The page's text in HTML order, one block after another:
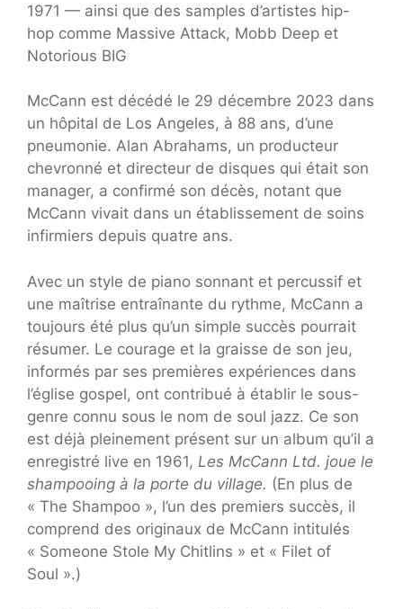
1971 — ainsi que des samples d’artistes hip-
hop comme Massive Attack, Mobb Deep et
Notorious BIG
McCann est décédé le 29 décembre 2023 dans
un hôpital de Los Angeles, à 88 ans, d’une
pneumonie. Alan Abrahams, un producteur
chevronné et directeur de disques qui était son
manager, a confirmé son décès, notant que
McCann vivait dans un établissement de soins
infirmiers depuis quatre ans.
Avec un style de piano sonnant et percussif et
une maîtrise entraînante du rythme, McCann a
toujours été plus qu’un simple succès pourrait
résumer. Le courage et la graisse de son jeu,
informés par ses premières expériences dans
l’église gospel, ont contribué à établir le sous-
genre connu sous le nom de soul jazz. Ce son
est déjà pleinement présent sur un album qu’il a
enregistré live en 1961, Les McCann Ltd. joue le
shampooing à la porte du village. (En plus de
« The Shampoo », l’un des premiers succès, il
comprend des originaux de McCann intitulés
« Someone Stole My Chitlins » et « Filet of
Soul ».)